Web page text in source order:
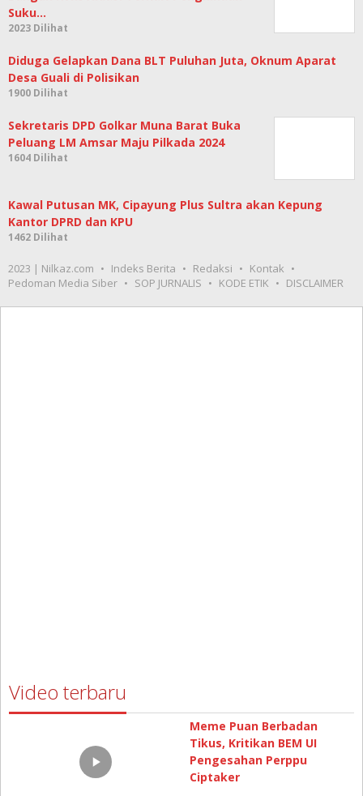
Suku…
2023 Dilihat
Diduga Gelapkan Dana BLT Puluhan Juta, Oknum Aparat
Desa Guali di Polisikan
1900 Dilihat
Sekretaris DPD Golkar Muna Barat Buka
Peluang LM Amsar Maju Pilkada 2024
1604 Dilihat
Kawal Putusan MK, Cipayung Plus Sultra akan Kepung
Kantor DPRD dan KPU
1462 Dilihat
2023 | Nilkaz.com Indeks Berita Redaksi
Kontak
Pedoman Media Siber
SOP JURNALIS KODE ETIK DISCLAIMER
Video terbaru
Meme Puan Berbadan
Tikus, Kritikan BEM UI
Pengesahan Perppu
Ciptaker